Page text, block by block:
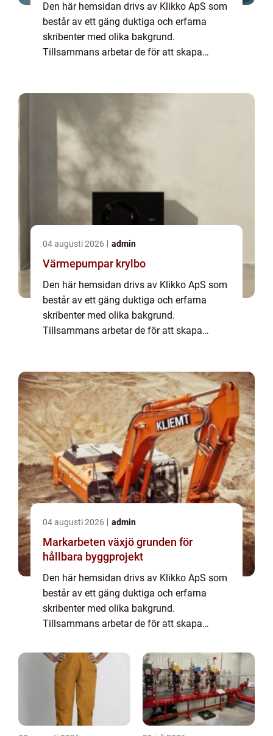
Den här hemsidan drivs av Klikko ApS som
består av ett gäng duktiga och erfarna
skribenter med olika bakgrund.
Tillsammans arbetar de för att skapa
04 augusti 2026 admin
Värmepumpar krylbo
Den här hemsidan drivs av Klikko ApS som
består av ett gäng duktiga och erfarna
skribenter med olika bakgrund.
Tillsammans arbetar de för att skapa
massa olika ...
04 augusti 2026 admin
Markarbeten växjö grunden för
hållbara byggprojekt
Den här hemsidan drivs av Klikko ApS som
består av ett gäng duktiga och erfarna
skribenter med olika bakgrund.
Tillsammans arbetar de för att skapa
utmanande det är att läsa och genomgå en
massa olika ...